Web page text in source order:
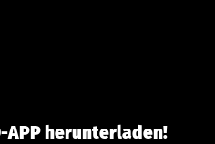
APP herunterladen!